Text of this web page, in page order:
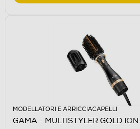
MODELLATORI E ARRICCIACAPELLI
GAMA - MULTISTYLER GOLD